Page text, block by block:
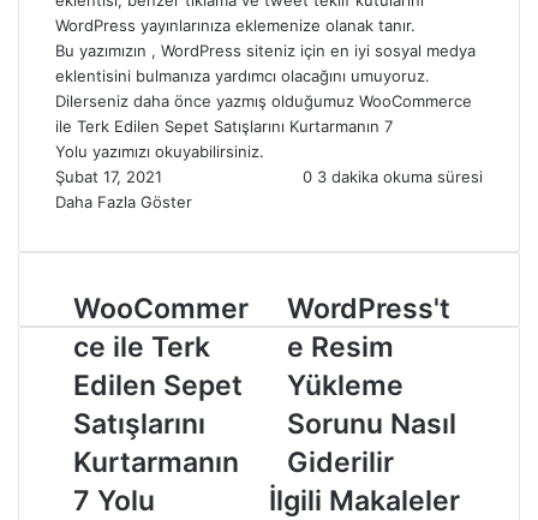
WordPress yayınlarınıza eklemenize olanak tanır.
Bu yazımızın , WordPress siteniz için en iyi sosyal medya
eklentisini bulmanıza yardımcı olacağını umuyoruz.
Dilerseniz daha önce yazmış olduğumuz WooCommerce
ile Terk Edilen Sepet Satışlarını Kurtarmanın 7
Yolu yazımızı okuyabilirsiniz.
Şubat 17, 2021
0 3 dakika okuma süresi
Daha Fazla Göster
WooCommer
ce ile Terk
Edilen Sepet
Satışlarını
Kurtarmanın
7 Yolu
WordPress't
e Resim
Yükleme
Sorunu Nasıl
Giderilir
İlgili Makaleler